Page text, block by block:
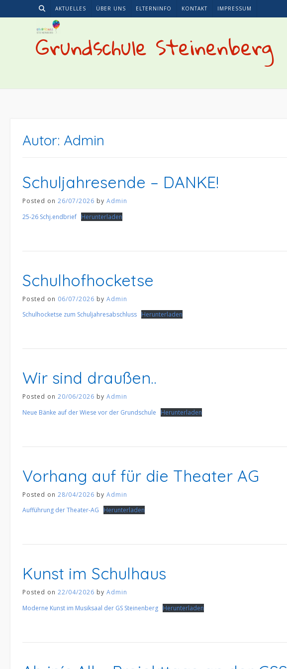
to
AKTUELLES ÜBER UNS ELTERNINFO KONTAKT IMPRESSUM
Grundschule Steinenberg
Autor: Admin
Schuljahresende – DANKE!
Posted on 26/07/2026 by Admin
25-26 Schj.endbrief Herunterladen
Schulhofhocketse
Posted on 06/07/2026 by Admin
Schulhocketse zum Schuljahresabschluss Herunterladen
Wir sind draußen..
Posted on 20/06/2026 by Admin
Neue Bänke auf der Wiese vor der Grundschule
Herunterladen
Vorhang auf für die Theater AG
Posted on 28/04/2026 by Admin
Aufführung der Theater-AG
Herunterladen
Kunst im Schulhaus
Posted on 22/04/2026 by Admin
Moderne Kunst im Musiksaal der GS Steinenberg Herunterladen